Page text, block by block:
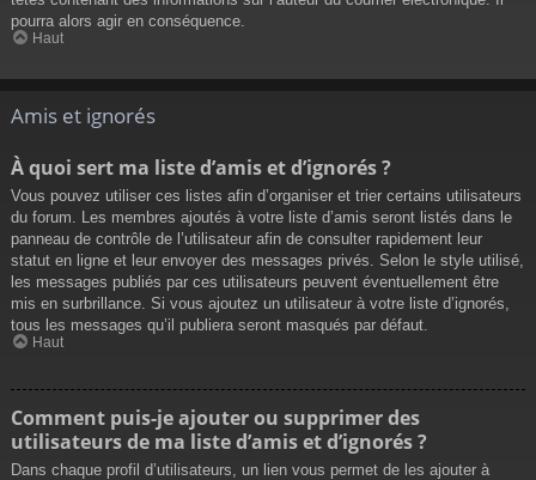
pourra alors agir en conséquence.
Haut
Amis et ignorés
À quoi sert ma liste d’amis et d’ignorés ?
Vous pouvez utiliser ces listes afin d’organiser et trier certains utilisateurs
du forum. Les membres ajoutés à votre liste d’amis seront listés dans le
panneau de contrôle de l’utilisateur afin de consulter rapidement leur
statut en ligne et leur envoyer des messages privés. Selon le style utilisé,
les messages publiés par ces utilisateurs peuvent éventuellement être
mis en surbrillance. Si vous ajoutez un utilisateur à votre liste d’ignorés,
tous les messages qu’il publiera seront masqués par défaut.
Haut
Comment puis-je ajouter ou supprimer des
utilisateurs de ma liste d’amis et d’ignorés ?
Dans chaque profil d’utilisateurs, un lien vous permet de les ajouter à